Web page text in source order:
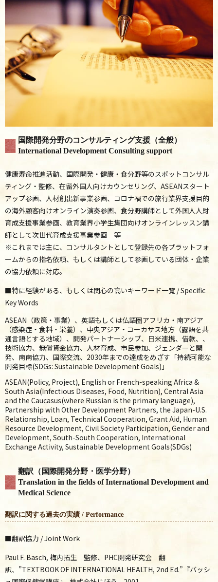
国際開発分野のコンサルティング支援（全般）
International Development Consulting support
健康寿命推進活動、国際開発・健康・食分野等のスポットコンサル
ティング・監修、在留外国人向けカウンセリング、ASEANスタート
アップ参画、人材創出新事業参画、コロナ禍での旅行業界支援目的
の海外顧客向けオンライン演奏参画、食分野講師として外国人人財
育成支援事業参画、教育業界小学生集団向けオンラインレッスン講
師として次世代育成支援事業参画 等
※これまでは主に、コンサルタントとして登録先の各プラットフォ
ームからの指名依頼、もしくは講師として参画している団体・企業
の協力依頼に対応。
■特に経験がある、もしくは関心の高いキーワード一覧 / Specific
Key Words
ASEAN（政策・事業）、英語もしくは仏語圏アフリカ・南アジア
（感染症・食料・栄養）、中央アジア・コーカサス地方（露語を共
通言語とする地域）、開発パートナーシップ、日米連携、借款、 、
技術協力、 無償資金協力、 人材育成、市民参加、ジェンダーと開
発、南南協力、国際交流、 2030年までの達成をめざす「持続可能な
開発目標(SDGs: Sustainable Development Goals)」
ASEAN(Policy, Project), English or French-speaking Africa &
South Asia(Infectious Diseases, Food, Nutrition), Central Asia
and the Caucasus(where Russian is the primary language),
Partnership with Other Development Partners, the Japan-U.S.
Relationship, Loan, Technical Cooperation, Grant Aid, Human
Resource Development, Civil Society Participation, Gender and
Development, South-South Cooperation, International
Exchange Activity, Sustainable Development Goals(SDGs)
翻訳 （国際開発分野・医学分野）
Translation in the fields of International Development and
Medical Science
翻訳に関する過去の実績 / Performance
■翻訳協力 / Joint Work
Paul F. Basch, 梅内拓生 監修、PHC開発研究会 翻
訳、”TEXTBOOK OF INTERNATIONAL HEALTH, 2nd Ed.”『バッシ